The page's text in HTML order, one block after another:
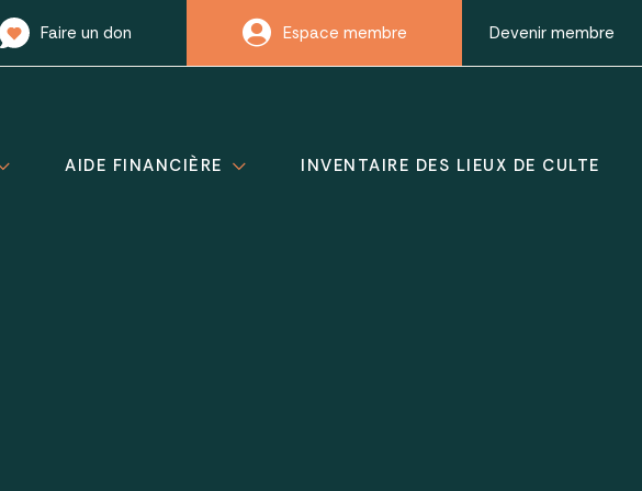
Faire un don Espace membre Devenir membre
AIDE FINANCIÈRE INVENTAIRE DES LIEUX DE CULTE